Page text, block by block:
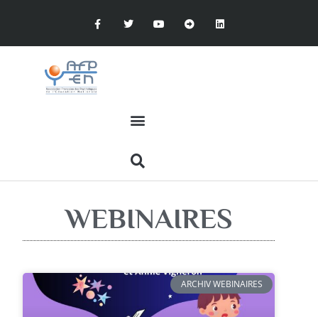
WEBINAIRES
ARCHIV WEBINAIRES